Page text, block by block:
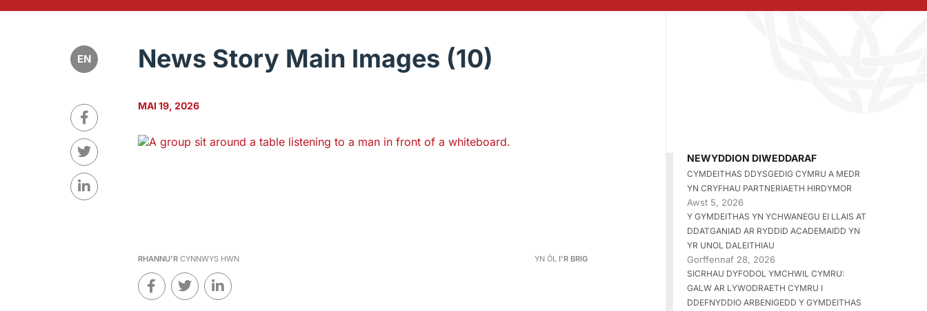
EN News Story Main Images (10)
MAI 19, 2026
RHANNU'RCYNNWYS HWN YN ÔL I'R BRIG
NEWYDDION DIWEDDARAF
CYMDEITHAS DDYSGEDIG CYMRU A MEDR
YN CRYFHAU PARTNERIAETH HIRDYMOR
Awst 5, 2026
Y GYMDEITHAS YN YCHWANEGU EI LLAIS AT
DDATGANIAD AR RYDDID ACADEMAIDD YN
YR UNOL DALEITHIAU
Gorffennaf 28, 2026
SICRHAU DYFODOL YMCHWIL CYMRU:
GALW AR LYWODRAETH CYMRU I
DDEFNYDDIO ARBENIGEDD Y GYMDEITHAS